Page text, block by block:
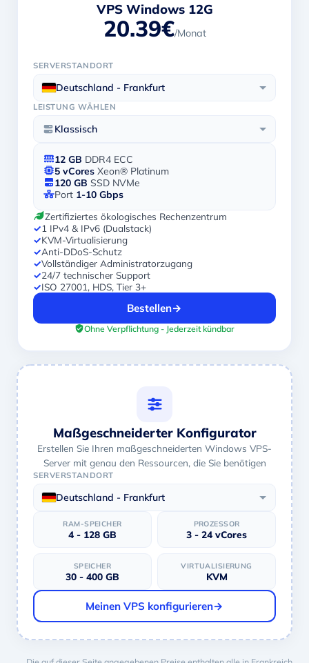
VPS Windows 12G
20.39€/Monat
SERVERSTANDORT
Deutschland - Frankfurt
LEISTUNG WÄHLEN
Klassisch
12 GB DDR4 ECC
5 vCores Xeon® Platinum
120 GB SSD NVMe
Port 1-10 Gbps
Zertifiziertes ökologisches Rechenzentrum
✓1 IPv4 & IPv6 (Dualstack)
✓KVM-Virtualisierung
✓Anti-DDoS-Schutz
✓Vollständiger Administratorzugang
✓24/7 technischer Support
✓ISO 27001, HDS, Tier 3+
Bestellen→
Ohne Verpflichtung - Jederzeit kündbar
Maßgeschneiderter Konfigurator
Erstellen Sie Ihren maßgeschneiderten Windows VPS-
Server mit genau den Ressourcen, die Sie benötigen
SERVERSTANDORT
Deutschland - Frankfurt
RAM-SPEICHER
4 - 128 GB
PROZESSOR
3 - 24 vCores
SPEICHER
30 - 400 GB
VIRTUALISIERUNG
KVM
Meinen VPS konfigurieren→